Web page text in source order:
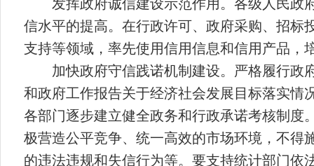
发挥政府诚信建设示范作用。各级人民政
信水平的提高。在行政许可、政府采购、招标
支持等领域，率先使用信用信息和信用产品，
加快政府守信践诺机制建设。严格履行政
和政府工作报告关于经济社会发展目标落实情
各部门逐步建立健全政务和行政承诺考核制度
极营造公平竞争、统一高效的市场环境，不得
的违法违规和失信行为等。要支持统计部门